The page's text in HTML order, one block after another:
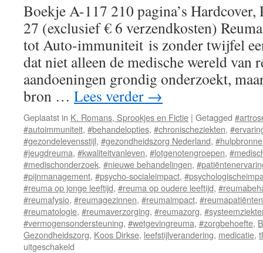
Boekje A-117 210 pagina’s
27 (exclusief € 6 verzendkosten)
tot Auto-immuniteit is zonder twijfel
dat niet alleen de medische wereld van
aandoeningen grondig onderzoekt,
bron … Lees verder →
Geplaatst in K. Romans, Sprookjes en Fictie | Getagged
#autoimmuniteit, #behandelopties, #chronischeziekten,
#gezondelevensstijl, #gezondheidszorg Nederland,
#jeugdreuma, #kwaliteitvanleven, #lotgenotengroepen,
#medischonderzoek, #nieuwe behandelingen,
#pijnmanagement, #psycho-socialeimpact,
#reuma op jonge leeftijd, #reuma op oudere leeftijd,
#reumafysio, #reumagezinnen, #reumaimpact, #reumapatiënten
#reumatologie, #reumaverzorging, #reumazorg,
#vermogensondersteuning, #wetgevingreuma, #zorgbehoefte,
Gezondheidszorg, Koos Dirkse, leefstijlverandering, medicatie,
uitgeschakeld